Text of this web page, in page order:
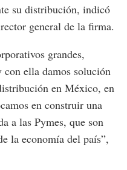
su distribución, indicó
general de la firma.
grandes,
con ella damos solución
en México, en
en construir una
a las Pymes, que son
la economía del país”,